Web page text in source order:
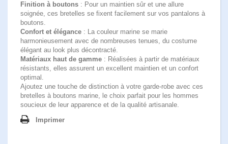
Finition à boutons : Pour un maintien sûr et une allure
soignée, ces bretelles se fixent facilement sur vos pantalons à
boutons.
Confort et élégance : La couleur marine se marie
harmonieusement avec de nombreuses tenues, du costume
élégant au look plus décontracté.
Matériaux haut de gamme : Réalisées à partir de matériaux
résistants, elles assurent un excellent maintien et un confort
optimal.
Ajoutez une touche de distinction à votre garde-robe avec ces
bretelles à boutons marine, le choix parfait pour les hommes
soucieux de leur apparence et de la qualité artisanale.
Imprimer